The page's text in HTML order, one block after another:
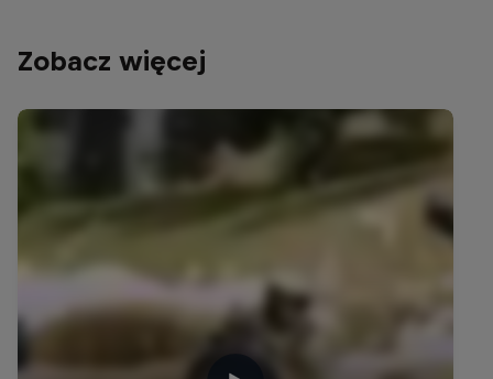
Zobacz więcej